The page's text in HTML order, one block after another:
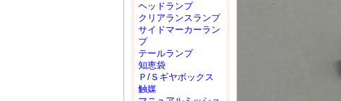
ヘッドランプ
クリアランスランプ
サイドマーカーラン
プ
テールランプ
知恵袋
Ｐ/Ｓギヤボックス
触媒